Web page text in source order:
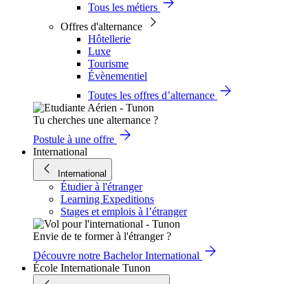
Tous les métiers
Offres d'alternance
Hôtellerie
Luxe
Tourisme
Évènementiel
Toutes les offres d’alternance
Tu cherches une alternance ?
Postule à une offre
International
International
Étudier à l'étranger
Learning Expeditions
Stages et emplois à l’étranger
Envie de te former à l'étranger ?
Découvre notre Bachelor International
École Internationale Tunon